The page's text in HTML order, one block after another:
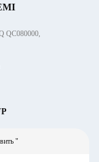
QC080000,
"